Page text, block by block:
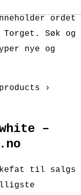
ordet
Søk og
nye og
›
–
til salgs